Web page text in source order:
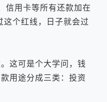
信用卡等所有还款加在
个红线，日子就会过
这可是个大学问，钱
用途分成三类：投资